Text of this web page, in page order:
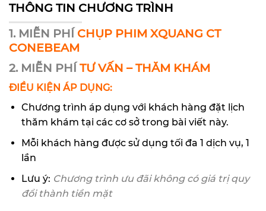
THÔNG TIN CHƯƠNG TRÌNH
1. MIỄN PHÍ CHỤP PHIM XQUANG CT
CONEBEAM
2. MIỄN PHÍ TƯ VẤN – THĂM KHÁM
ĐIỀU KIỆN ÁP DỤNG:
Chương trình áp dụng với khách hàng đặt lịch
thăm khám tại các cơ sở trong bài viết này.
Mỗi khách hàng được sử dụng tối đa 1 dịch vụ, 1
lần
Lưu ý: Chương trình ưu đãi không có giá trị quy
đổi thành tiền mặt